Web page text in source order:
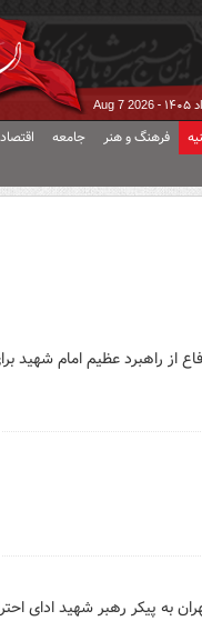
Aug 7 2026
فرهنگ و هنر جامعه اقتصاد
راهبرد عظیم امام شهید
پیکر رهبر شهید ادای